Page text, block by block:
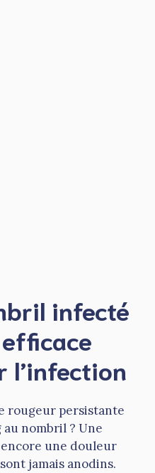
infecté
l’infection
rougeur persistante
nombril ? Une
une douleur
jamais anodins.